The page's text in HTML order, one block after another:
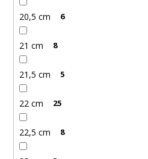
20,5 cm 6
21 cm 8
21,5 cm 5
22 cm 25
22,5 cm 8